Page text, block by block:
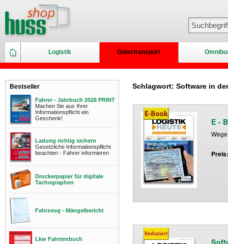
Logistik Gütertransport
Bestseller
Fahrer - Jahrbuch 2026 PRINT
Machen Sie aus Ihrer
Informationspflicht ein
Geschenk!
Ladung richtig sichern
Gesetzliche Informationspflicht
beachten - Fahrer informieren
Druckerpapier für digitale
Tachographen
Fahrzeug - Mängelbericht
Lkw Fahrtenbuch
Schlagwort: Software in
E -